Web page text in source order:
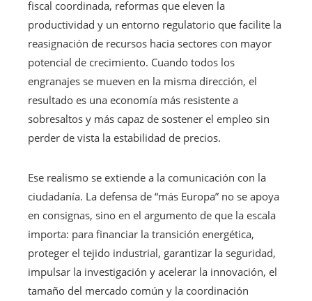
fiscal coordinada, reformas que eleven la
productividad y un entorno regulatorio que facilite la
reasignación de recursos hacia sectores con mayor
potencial de crecimiento. Cuando todos los
engranajes se mueven en la misma dirección, el
resultado es una economía más resistente a
sobresaltos y más capaz de sostener el empleo sin
perder de vista la estabilidad de precios.
Ese realismo se extiende a la comunicación con la
ciudadanía. La defensa de “más Europa” no se apoya
en consignas, sino en el argumento de que la escala
importa: para financiar la transición energética,
proteger el tejido industrial, garantizar la seguridad,
impulsar la investigación y acelerar la innovación, el
tamaño del mercado común y la coordinación